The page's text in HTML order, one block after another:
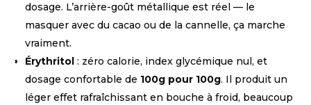
dosage. L’arrière-goût métallique est réel — le
masquer avec du cacao ou de la cannelle, ça marche
vraiment.
Érythritol : zéro calorie, index glycémique nul, et
dosage confortable de 100g pour 100g. Il produit un
léger effet rafraîchissant en bouche à froid, beaucoup